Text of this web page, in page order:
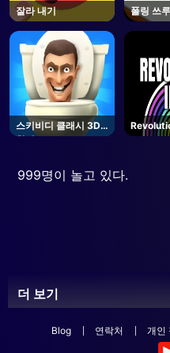
잘라 내기 폴링 쓰루
스키비디 클래시 3D
참여
999명이 놀고 있다.
더 보기
Blog 연락처 개인